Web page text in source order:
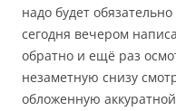
надо будет
сегодня вечером
обратно и ещё раз
незаметную снизу
обложенную